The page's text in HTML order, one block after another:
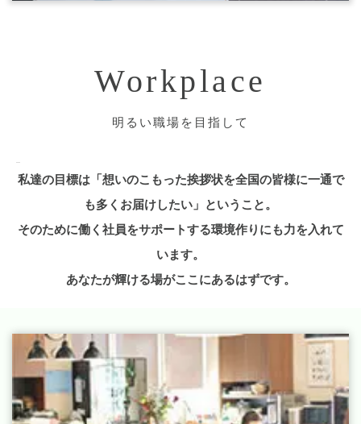
Workplace
明るい職場を目指して
私達の目標は「想いのこもった挨拶状を全国の皆様に一通で
も多くお届けしたい」ということ。
そのために働く社員をサポートする環境作りにも力を入れて
います。
あなたが輝ける場がここにあるはずです。